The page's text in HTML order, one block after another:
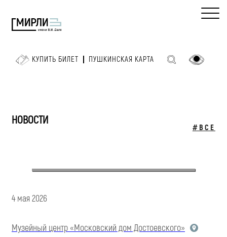
КУПИТЬ БИЛЕТ ПУШКИНСКАЯ КАРТА
НОВОСТИ
#ВСЕ
4 мая 2026
Музейный центр «Московский дом Достоевского»